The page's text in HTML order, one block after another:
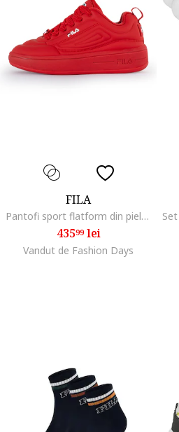
FILA
Pantofi sport flatform din piele ecologica cu logo Superbubble, Alb/Coral
43599lei
Vandut de Fashion Days